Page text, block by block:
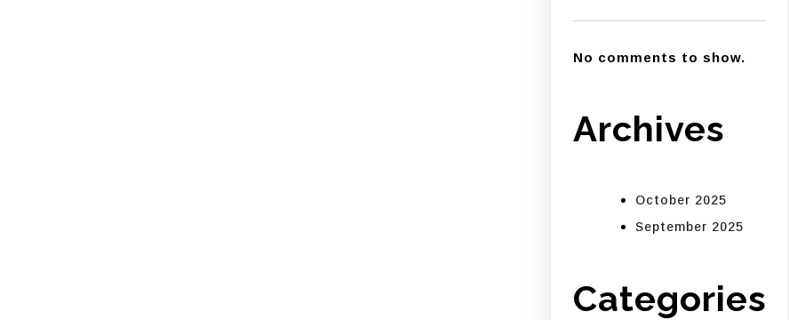
No comments to show.
Archives
October 2025
September 2025
Categories